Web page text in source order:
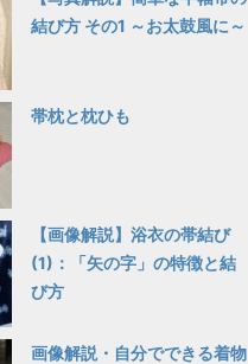
結び方 その1 ～お太鼓風に～
帯枕と枕ひも
【画像解説】浴衣の帯結び
(1)：「矢の字」の特徴と結
び方
画像解説・自分でできる着物